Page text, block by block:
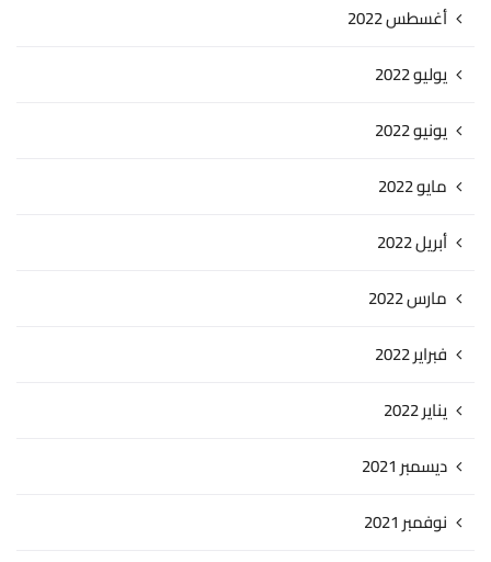
أغسطس 2022
يوليو 2022
يونيو 2022
مايو 2022
أبريل 2022
مارس 2022
فبراير 2022
يناير 2022
ديسمبر 2021
نوفمبر 2021